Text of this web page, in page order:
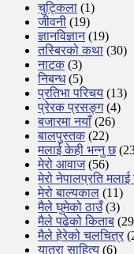
चुट्किला (1)
जीवनी (19)
ज्ञानविज्ञान(19)
तस्बिरको कथा (30)
नाटक(3)
निबन्ध(5)
प्रतिभा परिचय (13)
प्रेरक प्रसङ्ग(4)
बजारमा नयाँ(26)
बालपुस्तक(22)
मलाई केही भन्नु छ
मेरो आवाज(56)
मेरो नेपालप्रति मलाई
मेरो बाल्यकाल (11)
मैले घुमेको ठाउँ(3)
मैले पढेको किताब
मैले हेरेको चलचित्र
यात्रा साहित्य (6)